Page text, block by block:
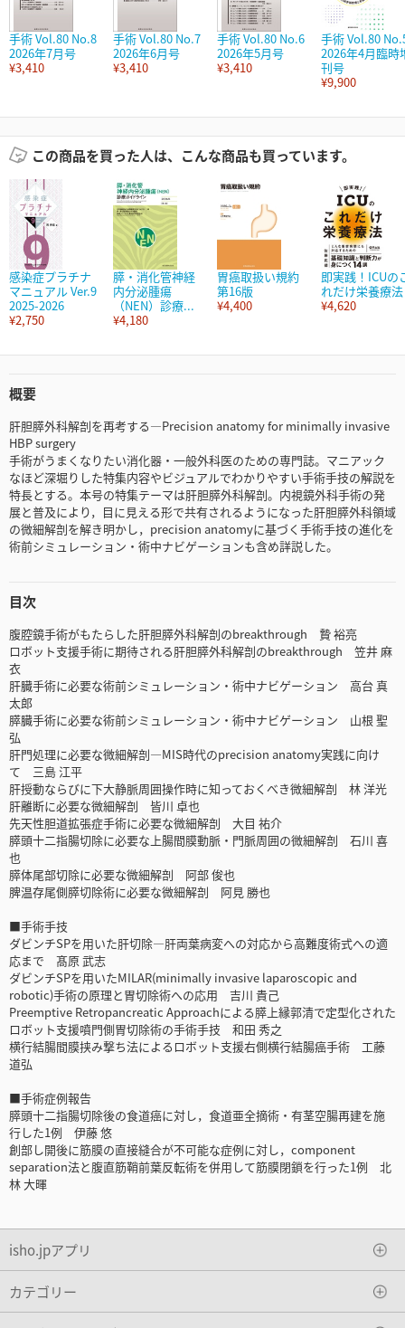
手術 Vol.80 No.8
2026年7月号
¥3,410
手術 Vol.80 No.7
2026年6月号
¥3,410
手術 Vol.80 No.6
2026年5月号
¥3,410
手術 Vol.80
2026年4月臨時
刊号
¥9,900
この商品を買った人は、こんな商品も買っています。
感染症プラチナ
マニュアル Ver.9
2025-2026
¥2,750
膵・消化管神経
内分泌腫瘍
（NEN）診療...
¥4,180
胃癌取扱い規約
第16版
¥4,400
即実践！ICUの
れだけ栄養療法
¥4,620
概要
肝胆膵外科解剖を再考する―Precision anatomy for minimally invasive
HBP surgery
手術がうまくなりたい消化器・一般外科医のための専門誌。マニアック
なほど深堀りした特集内容やビジュアルでわかりやすい手術手技の解説を
特長とする。本号の特集テーマは肝胆膵外科解剖。内視鏡外科手術の発
展と普及により，目に見える形で共有されるようになった肝胆膵外科領域
の微細解剖を解き明かし，precision anatomyに基づく手術手技の進化を
術前シミュレーション・術中ナビゲーションも含め詳説した。
目次
腹腔鏡手術がもたらした肝胆膵外科解剖のbreakthrough 贄 裕亮
ロボット支援手術に期待される肝胆膵外科解剖のbreakthrough 笠井 麻
衣
肝臓手術に必要な術前シミュレーション・術中ナビゲーション 高台 真
太郎
膵臓手術に必要な術前シミュレーション・術中ナビゲーション 山根 聖
弘
肝門処理に必要な微細解剖―MIS時代のprecision anatomy実践に向け
て 三島 江平
肝授動ならびに下大静脈周囲操作時に知っておくべき微細解剖 林 洋光
肝離断に必要な微細解剖 皆川 卓也
先天性胆道拡張症手術に必要な微細解剖 大目 祐介
膵頭十二指腸切除に必要な上腸間膜動脈・門脈周囲の微細解剖 石川 喜
也
膵体尾部切除に必要な微細解剖 阿部 俊也
脾温存尾側膵切除術に必要な微細解剖 阿見 勝也
■手術手技
ダビンチSPを用いた肝切除―肝両葉病変への対応から高難度術式への適
応まで 髙原 武志
ダビンチSPを用いたMILAR(minimally invasive laparoscopic and
robotic)手術の原理と胃切除術への応用 吉川 貴己
Preemptive Retropancreatic Approachによる膵上縁郭清で定型化された
ロボット支援噴門側胃切除術の手術手技 和田 秀之
横行結腸間膜挟み撃ち法によるロボット支援右側横行結腸癌手術 工藤
道弘
■手術症例報告
膵頭十二指腸切除後の食道癌に対し，食道亜全摘術・有茎空腸再建を施
行した1例 伊藤 悠
創部し開後に筋膜の直接縫合が不可能な症例に対し，component
separation法と腹直筋鞘前葉反転術を併用して筋膜閉鎖を行った1例 北
林 大暉
isho.jpアプリ
カテゴリー